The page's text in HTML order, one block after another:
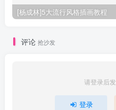
[杨成林]5大流行风格插画教程
评论 抢沙发
请登录后
登录